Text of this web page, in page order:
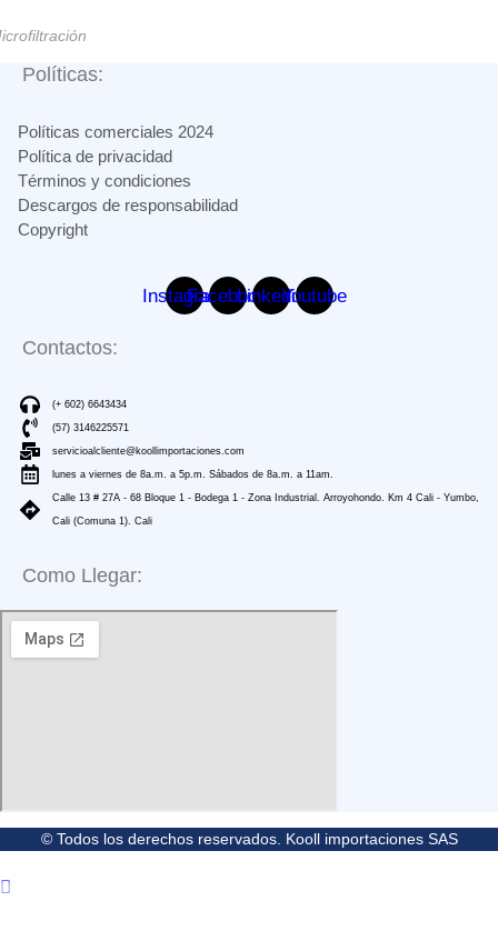
Políticas:
Políticas comerciales 2024
Política de privacidad
Términos y condiciones
Descargos de responsabilidad
Copyright
InstagramFacebookLinkedinYoutube
Contactos:
(+ 602) 6643434
(57) 3146225571
servicioalcliente@koollimportaciones.com
lunes a viernes de 8a.m. a 5p.m. Sábados de 8a.m. a 11am.
Calle 13 # 27A - 68 Bloque 1 - Bodega 1 - Zona Industrial. Arroyohondo. Km 4 Cali - Yumbo,
Cali (Comuna 1). Cali
Como Llegar:
© Todos los derechos reservados. Kooll importaciones SAS